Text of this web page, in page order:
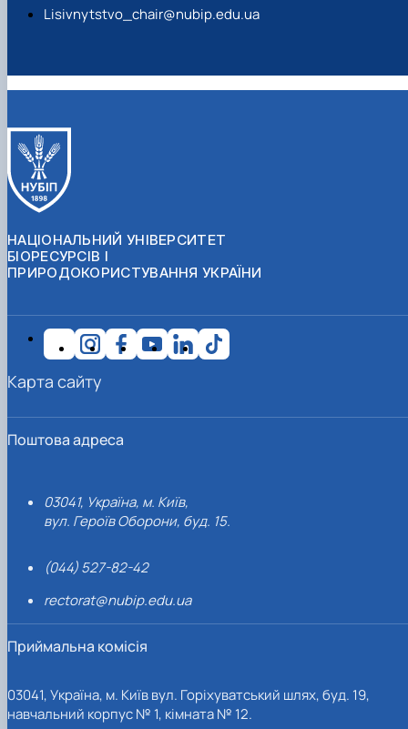
Lisivnytstvo_chair@nubip.edu.ua
НАЦІОНАЛЬНИЙ УНІВЕРСИТЕТ
БІОРЕСУРСІВ І
ПРИРОДОКОРИСТУВАННЯ УКРАЇНИ
Поштова адреса
03041, Україна, м. Київ,
вул. Героїв Оборони, буд. 15.
(044) 527-82-42
rectorat@nubip.edu.ua
Приймальна комісія
03041, Україна, м. Київ вул. Горіхуватський шлях, буд. 19,
навчальний корпус № 1, кімната № 12.
Карта сайту